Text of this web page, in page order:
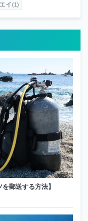
イ(1)
郵送する方法】